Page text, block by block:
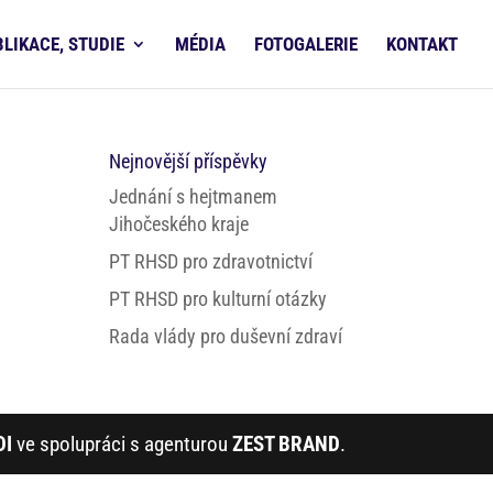
STUDIE MÉDIA FOTOGALERIE KONTAKT
Nejnovější příspěvky
Jednání s hejtmanem
Jihočeského kraje
PT RHSD pro zdravotnictví
PT RHSD pro kulturní otázky
Rada vlády pro duševní zdraví
ve spolupráci s agenturou ZEST BRAND.